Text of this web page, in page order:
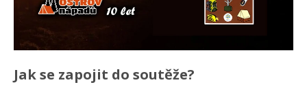
Jak se zapojit do soutěže?